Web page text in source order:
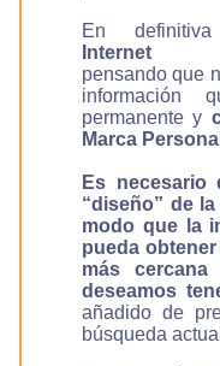
En
Internet
pensando que
información
permanente y
Marca
Es necesario
“diseño” de
modo que la
pueda
más
deseamos
añadido de
búsqueda